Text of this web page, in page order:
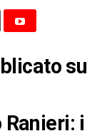
su
i